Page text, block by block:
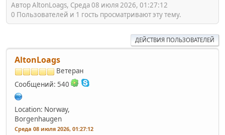
Автор AltonLoags, Среда 08 июля 2026, 01:27:12
0 Пользователей и 1 гость просматривают эту тему.
ДЕЙСТВИЯ ПОЛЬЗОВАТЕЛЕЙ
AltonLoags
Ветеран
Сообщений: 540
Location: Norway,
Borgenhaugen
Среда 08 июля 2026, 01:27:12